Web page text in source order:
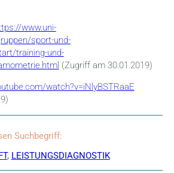
www.uni-
sport-und-
training-und-
(Zugriff am 30.01.2019)
watch?v=iNlyBSTRaaE
Suchbegriff:
, LEISTUNGSDIAGNOSTIK